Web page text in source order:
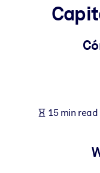
Enrich your15 min read